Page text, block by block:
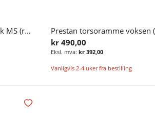
Prestan ansiktsmasker 4 pack MS (reservedel) til førstehjelpsdukke
Legg i handlekurv
kr 490,00
kr 392,00
Vanligvis 2-4 uker fra bestilling
Legg i ønskelisten